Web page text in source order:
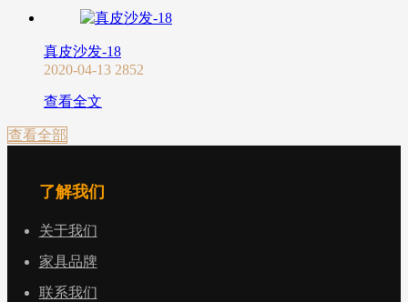
真皮沙发-18
2020-04-13 2852
查看全文
查看全部
了解我们
关于我们
家具品牌
联系我们